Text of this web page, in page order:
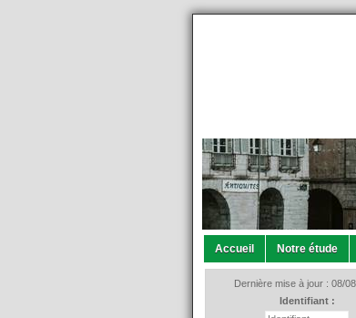
Accueil Notre étude
Dernière mise à jour : 08/
Identifiant :